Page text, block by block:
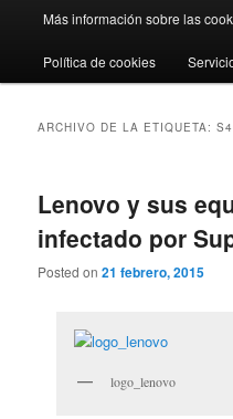
Más información sobre las
Política de cookies
ARCHIVO DE LA ETIQUETA:
Lenovo y sus
infectado por
Posted on21 febrero, 2015
logo_lenovo